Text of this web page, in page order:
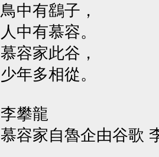
鳥中有鷂子，
人中有慕容。
慕容家此谷，
少年多相從。
李攀龍
慕容家自魯企由谷歌